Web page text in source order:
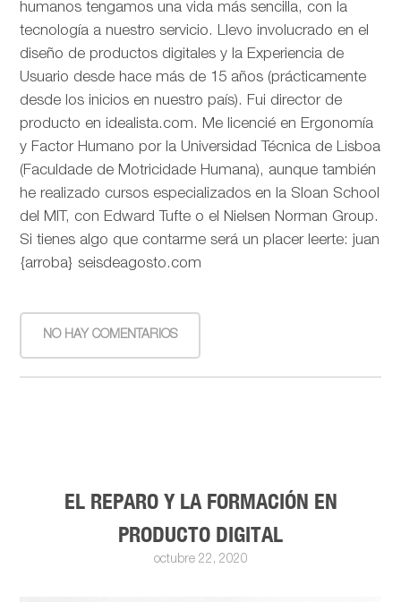
humanos tengamos una vida más sencilla, con la
tecnología a nuestro servicio. Llevo involucrado en el
diseño de productos digitales y la Experiencia de
Usuario desde hace más de 15 años (prácticamente
desde los inicios en nuestro país). Fui director de
producto en idealista.com. Me licencié en Ergonomía
y Factor Humano por la Universidad Técnica de Lisboa
(Faculdade de Motricidade Humana), aunque también
he realizado cursos especializados en la Sloan School
del MIT, con Edward Tufte o el Nielsen Norman Group.
Si tienes algo que contarme será un placer leerte: juan
{arroba} seisdeagosto.com
NO HAY COMENTARIOS
EL REPARO Y LA FORMACIÓN EN
PRODUCTO DIGITAL
octubre 22, 2020